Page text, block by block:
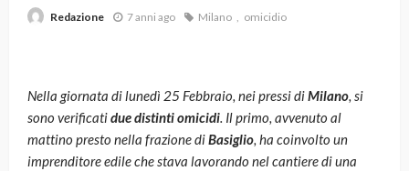
Redazione 7 anni ago Milano omicidio
Nella giornata di lunedì 25 Febbraio, nei pressi diMilano, si
sono verificatidue distinti omicidi. Il primo, avvenuto al
mattino presto nella frazione diBasiglio, ha coinvolto un
imprenditore edile che stava lavorando nel cantiere di una